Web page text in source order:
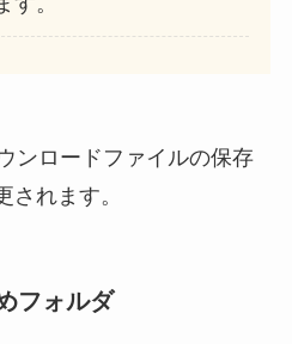
ンロードファイルの保存
されます。
フォルダ